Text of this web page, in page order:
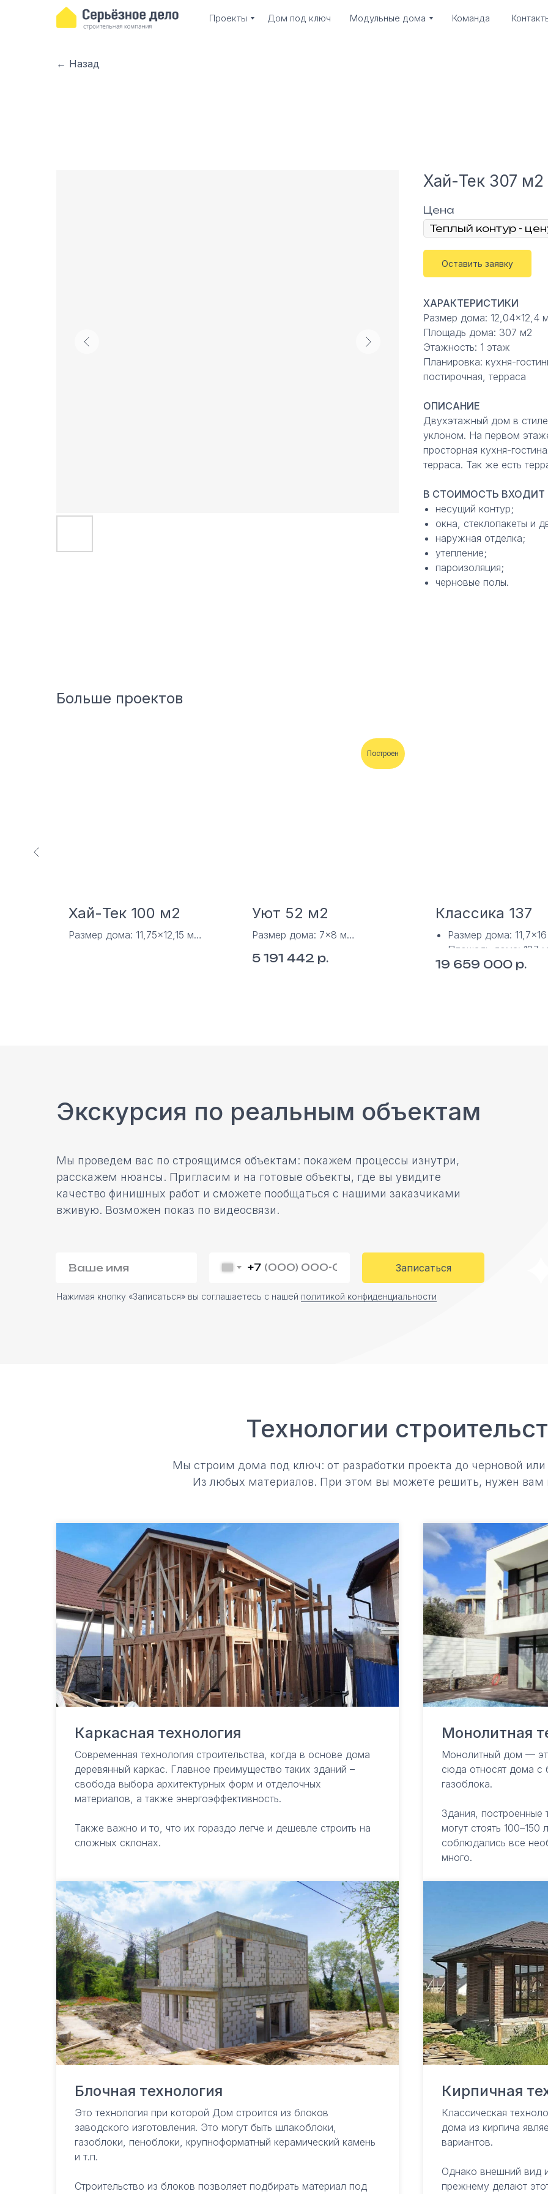
Проекты Команда
Дом под ключ Модульные дома
← Назад
Хай-Тек 307 м2
Цена
Оставить заявку
ХАРАКТЕРИСТИКИ
Размер дома: 12,04×12,4 м
Площадь дома: 307 м2
Этажность: 1 этаж
Планировка: кухня-
постирочная, терраса
ОПИСАНИЕ
Двухэтажный дом в
уклоном. На первом
просторная кухня-
терраса. Так же есть
В СТОИМОСТЬ ВХОДИТ
несущий контур;
окна, стеклопакеты и
наружная отделка;
утепление;
пароизоляция;
черновые полы.
Больше проектов
Хай-Тек 100 м2
Размер дома: 11,75×12,15 м
Построен
Уют 52 м2
Размер дома: 7×8 м
5 191 442 р.
Классика 137
Размер дома:
Площадь дома: 137
1 этаж
19 659 000 р.
Экскурсия по реальным объектам
Мы проведем вас по строящимся объектам: покажем процессы изнутри,
расскажем нюансы. Пригласим и на готовые объекты, где вы увидите
качество финишных работ и сможете пообщаться с нашими заказчиками
вживую. Возможен показ по видеосвязи.
+7 Записаться
Нажимая кнопку «Записаться» вы соглашаетесь с нашей политикой конфиденциальности
Технологии
Мы строим дома под ключ: от разработки проекта до черновой или
Из любых материалов. При этом вы можете решить, нужен вам
Каркасная технология
Современная технология строительства, когда в основе дома
деревянный каркас. Главное преимущество таких зданий –
свобода выбора архитектурных форм и отделочных
материалов, а также энергоэффективность.
Также важно и то, что их гораздо легче и дешевле строить на
сложных склонах.
Монолитная
Монолитный дом —
сюда относят дома с
газоблока.
Здания, построенные
могут стоять 100–150
соблюдались все
много.
Блочная технология
Это технология при которой Дом строится из блоков
заводского изготовления. Это могут быть шлакоблоки,
газоблоки, пеноблоки, крупноформатный керамический камень
и т.п.
Строительство из блоков позволяет подбирать материал под
Кирпичная
Классическая
дома из кирпича
вариантов.
Однако внешний вид
прежнему делают
Строительство домов в Сочи
и Краснодарском крае